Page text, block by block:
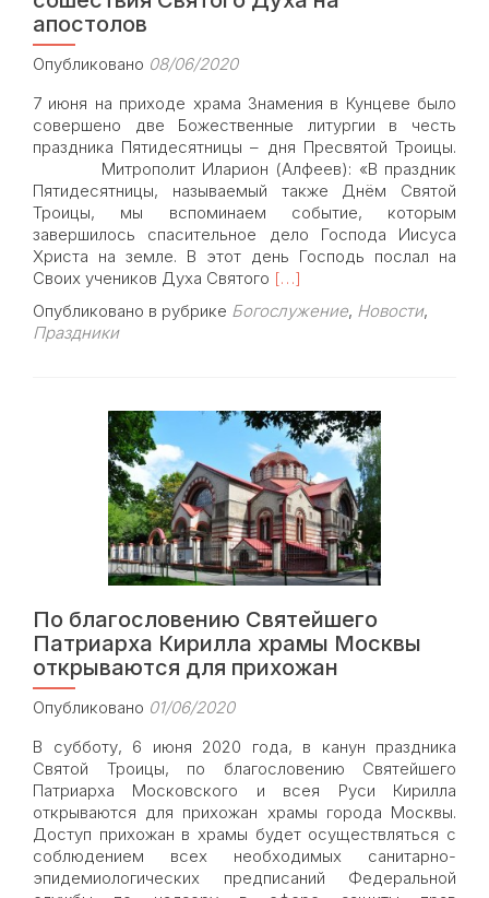
апостолов
Опубликовано 08/06/2020
7 июня на приходе храма Знамения в Кунцеве было
совершено две Божественные литургии в честь
праздника Пятидесятницы – дня Пресвятой Троицы.
Митрополит Иларион (Алфеев): «В праздник
Пятидесятницы, называемый также Днём Святой
Троицы, мы вспоминаем событие, которым
завершилось спасительное дело Господа Иисуса
Христа на земле. В этот день Господь послал на
Своих учеников Духа Святого Read
about
День
сошествия
Святого
Духа
на
апостолов
[…]
Опубликовано в рубрике Богослужение, Новости,
Праздники
По благословению Святейшего
Патриарха Кирилла храмы Москвы
открываются для прихожан
Опубликовано 01/06/2020
В субботу, 6 июня 2020 года, в канун праздника
Святой Троицы, по благословению Святейшего
Патриарха Московского и всея Руси Кирилла
открываются для прихожан храмы города Москвы.
Доступ прихожан в храмы будет осуществляться с
соблюдением всех необходимых санитарно-
эпидемиологических предписаний Федеральной